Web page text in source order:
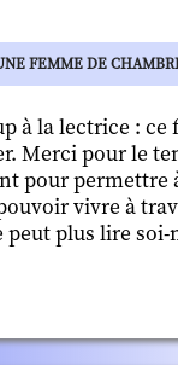
FEMME DE
à la lectrice :
Merci pour le
pour permettre
vivre à
peut plus lire soi-